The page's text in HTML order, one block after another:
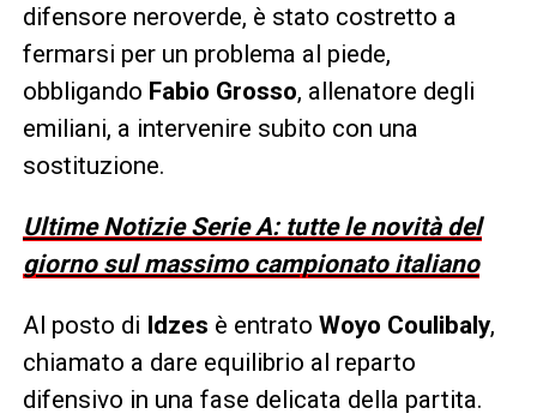
difensore neroverde, è stato costretto a
fermarsi per un problema al piede,
obbligando Fabio Grosso, allenatore degli
emiliani, a intervenire subito con una
sostituzione.
Ultime Notizie Serie A: tutte le novità del
giorno sul massimo campionato italiano
Al posto di Idzes è entrato Woyo Coulibaly,
chiamato a dare equilibrio al reparto
difensivo in una fase delicata della partita.